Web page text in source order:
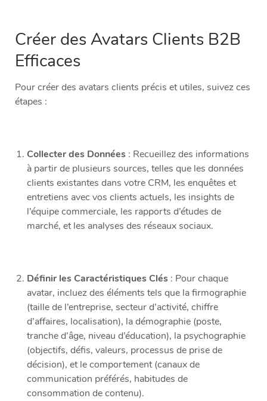
Créer des Avatars Clients B2B
Efficaces
Pour créer des avatars clients précis et utiles, suivez ces
étapes :
Collecter des Données : Recueillez des informations
à partir de plusieurs sources, telles que les données
clients existantes dans votre CRM, les enquêtes et
entretiens avec vos clients actuels, les insights de
l’équipe commerciale, les rapports d’études de
marché, et les analyses des réseaux sociaux.
Définir les Caractéristiques Clés : Pour chaque
avatar, incluez des éléments tels que la firmographie
(taille de l’entreprise, secteur d’activité, chiffre
d’affaires, localisation), la démographie (poste,
tranche d’âge, niveau d’éducation), la psychographie
(objectifs, défis, valeurs, processus de prise de
décision), et le comportement (canaux de
communication préférés, habitudes de
consommation de contenu).